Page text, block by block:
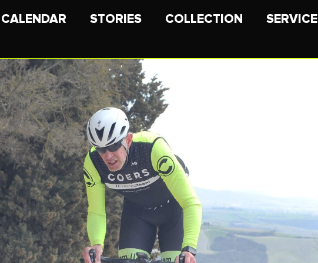
CALENDAR STORIES COLLECTION SERVICE